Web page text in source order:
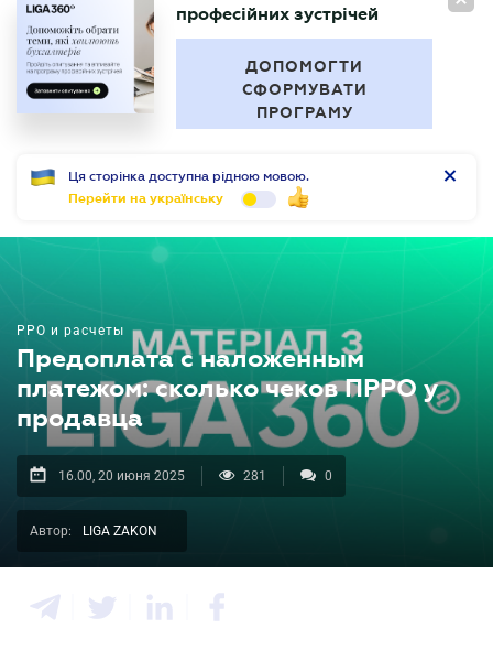
RU
БУХГАЛТЕР.UA
"За межами звітності" Серія
професійних зустрічей
ДОПОМОГТИ
СФОРМУВАТИ
Ця сторінка доступна рідною мовою.
Перейти на українську
РРО и расчеты
Предоплата с наложенным
платежом: сколько чеков ПРРО у
продавца
16.00, 20 июня 2025 281 0
Автор: LIGA ZAKON